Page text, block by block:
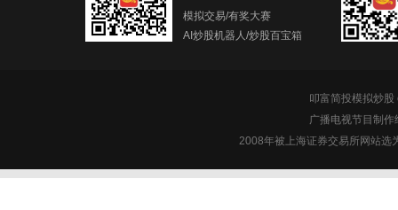
模拟交易/有奖大赛
AI炒股机器人/炒股百宝箱
叩富简投模拟炒
广播电视节目制
2008年被上海证券交易所网站选